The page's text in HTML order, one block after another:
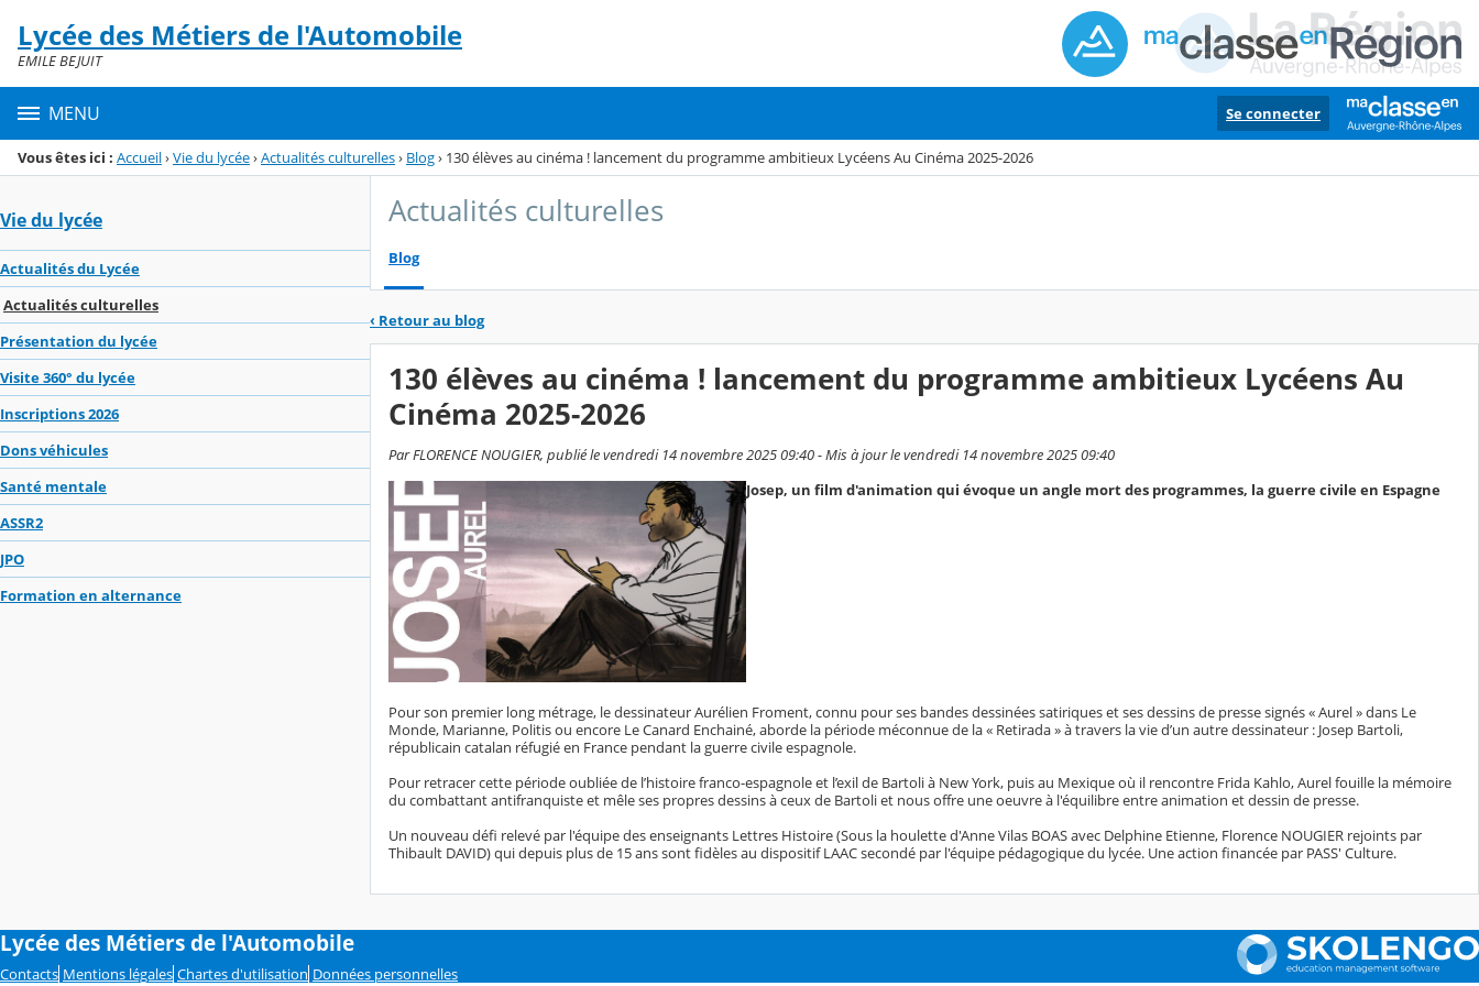
Menu de la rubrique
Contenu
Lycée des Métiers de l'Automobile
EMILE BEJUIT
MENU Se connecter
Vous êtes ici : Accueil›Vie du lycée›Actualités culturelles› Blog› 130 élèves au cinéma ! lancement du programme ambitieux Lycéens Au Cinéma 2025-2026
Vie du lycée
Actualités du Lycée
Actualités culturelles
Présentation du lycée
Visite 360° du lycée
Inscriptions 2026
Dons véhicules
Santé mentale
ASSR2
JPO
Formation en alternance
Actualités culturelles
Blog
‹ Retour au blog
130 élèves au cinéma ! lancement du programme ambitieux Lycéens Au
Cinéma 2025-2026
Par FLORENCE NOUGIER, publié le vendredi 14 novembre 2025 09:40 - Mis à jour le vendredi 14 novembre 2025 09:40
Josep, un film d'animation qui évoque un angle mort des programmes, la guerre civile en Espagne
Pour son premier long métrage, le dessinateur Aurélien Froment, connu pour ses bandes dessinées satiriques et ses dessins de presse signés « Aurel » dans Le
Monde, Marianne, Politis ou encore Le Canard Enchainé, aborde la période méconnue de la « Retirada » à travers la vie d’un autre dessinateur : Josep Bartoli,
républicain catalan réfugié en France pendant la guerre civile espagnole.
Pour retracer cette période oubliée de l’histoire franco-espagnole et l’exil de Bartoli à New York, puis au Mexique où il rencontre Frida Kahlo, Aurel fouille la mémoire
du combattant antifranquiste et mêle ses propres dessins à ceux de Bartoli et nous offre une oeuvre à l'équilibre entre animation et dessin de presse.
Un nouveau défi relevé par l'équipe des enseignants Lettres Histoire (Sous la houlette d'Anne Vilas BOAS avec Delphine Etienne, Florence NOUGIER rejoints par
Thibault DAVID) qui depuis plus de 15 ans sont fidèles au dispositif LAAC secondé par l'équipe pédagogique du lycée. Une action financée par PASS' Culture.
Lycée des Métiers de l'Automobile
Contacts Mentions légales Chartes d'utilisation Données personnelles